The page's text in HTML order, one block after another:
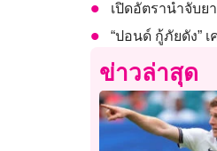
เปิดอัตรานำจับย
“ปอนด์ กู้ภัยดัง”
ข่าวล่าสุด